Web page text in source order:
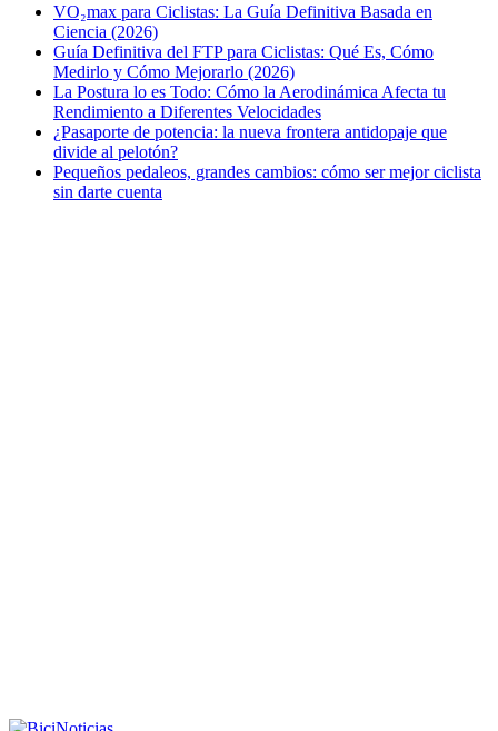
VO₂max para Ciclistas: La Guía Definitiva Basada en
Ciencia (2026)
Guía Definitiva del FTP para Ciclistas: Qué Es, Cómo
Medirlo y Cómo Mejorarlo (2026)
La Postura lo es Todo: Cómo la Aerodinámica Afecta tu
Rendimiento a Diferentes Velocidades
¿Pasaporte de potencia: la nueva frontera antidopaje que
divide al pelotón?
Pequeños pedaleos, grandes cambios: cómo ser mejor ciclista
sin darte cuenta